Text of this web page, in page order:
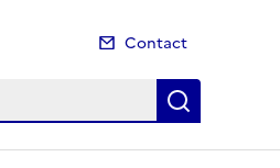
Contact